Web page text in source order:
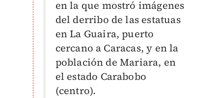
en la que mostró imágenes
del derribo de las estatuas
en La Guaira, puerto
cercano a Caracas, y en la
población de Mariara, en
el estado Carabobo
(centro).